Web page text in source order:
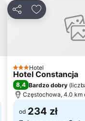
UdostępnijDodaj do
3 Kategoria
Hotel
Hotel Constancja
8,4 Bardzo dobry (
Częstochowa, 4.0 km
od 234 zł